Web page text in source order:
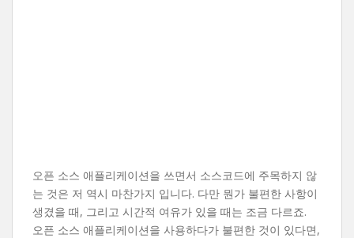
오픈 소스 애플리케이션을 쓰면서 소스코드에 주목하지 않
는 것은 저 역시 마찬가지 입니다. 다만 뭔가 불편한 사항이
생겼을 때, 그리고 시간적 여유가 있을 때는 조금 다르죠.
오픈 소스 애플리케이션을 사용하다가 불편한 것이 있다면,